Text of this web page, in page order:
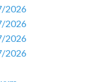
2026
2026
2026
2026